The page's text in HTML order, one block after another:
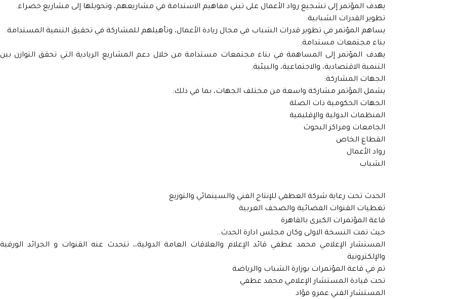
يهدف المؤتمر إلى تشجيع رواد الأعمال على تبني مفاهيم الاستدامة في مشاريعهم، وتحويلها إلى مشاريع خضراء.
تطوير القدرات الشبابية:
يساهم المؤتمر في تطوير قدرات الشباب في مجال ريادة الأعمال، وتأهيلهم للمشاركة في تحقيق التنمية المستدامة.
بناء مجتمعات مستدامة:
يهدف المؤتمر إلى المساهمة في بناء مجتمعات مستدامة من خلال دعم المشاريع الريادية التي تحقق التوازن بين
التنمية الاقتصادية، والاجتماعية، والبيئية.
الجهات المشاركة:
يشمل المؤتمر مشاركة واسعة من مختلف الجهات، بما في ذلك:
الجهات الحكومية ذات الصلة
المنظمات الدولية والإقليمية
الجامعات ومراكز البحوث
القطاع الخاص
رواد الأعمال
الشباب
الحدث تحت رعاية شركة العطفي للإنتاج الفني والسينمائي والتوزيع
تغطيات القنوات الفضائية والصحف العربية
قاعة المؤتمرات الكبرى بالقاهرة
حيث تمت النسخة الاولى وكان مجلس ادارة الحدث..
المستشار الإعلامي محمد عطفي قائد الإعلام والعلاقات العامة الدولية،، تتحدث عنه القنوات و الجرائد الورقية
والإلكترونية
تم في قاعة المؤتمرات بوزارة الشباب والرياضة
تحت قيادة المستشار الإعلامي محمد عطفي
المستشار الفني عمرو فؤاد